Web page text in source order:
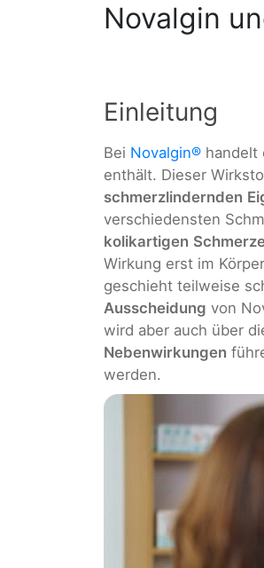
Novalgin
Einleitung
Bei Novalgin® handelt
enthält. Dieser
schmerzlindernden
verschiedensten
kolikartigen
Wirkung erst im
geschieht teilweise
Ausscheidung von
wird aber auch über
Nebenwirkungen
werden.